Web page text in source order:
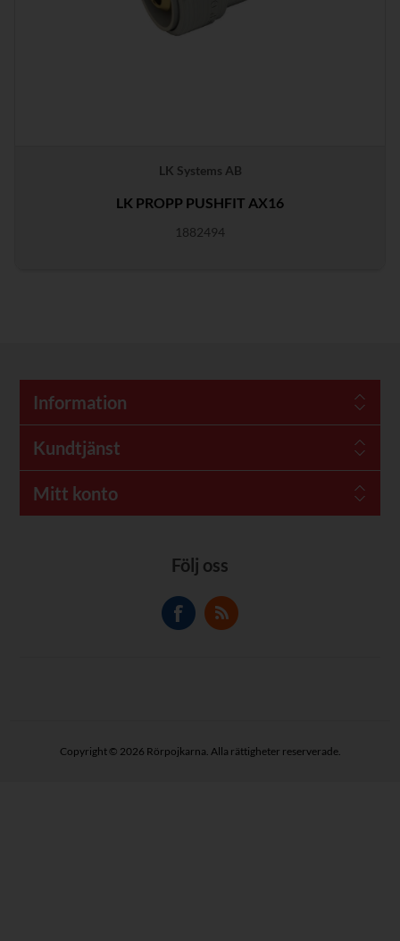
LK Systems AB
LK PROPP PUSHFIT AX16
1882494
Information
Kundtjänst
Mitt konto
Följ oss
Copyright © 2026 Rörpojkarna. Alla rättigheter reserverade.